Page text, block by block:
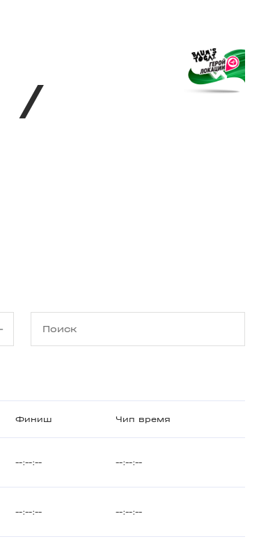
/
Финиш Чип время
--:--:-- --:--:--
--:--:-- --:--:--